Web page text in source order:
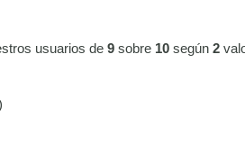
usuarios de 9 sobre 10 según 2